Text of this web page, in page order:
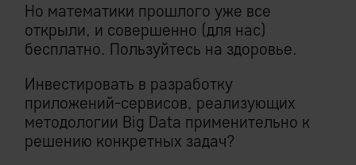
Но математики прошлого уже все
открыли, и совершенно (для нас)
бесплатно. Пользуйтесь на здоровье.
Инвестировать в разработку
приложений-сервисов, реализующих
методологии Big Data применительно к
решению конкретных задач?